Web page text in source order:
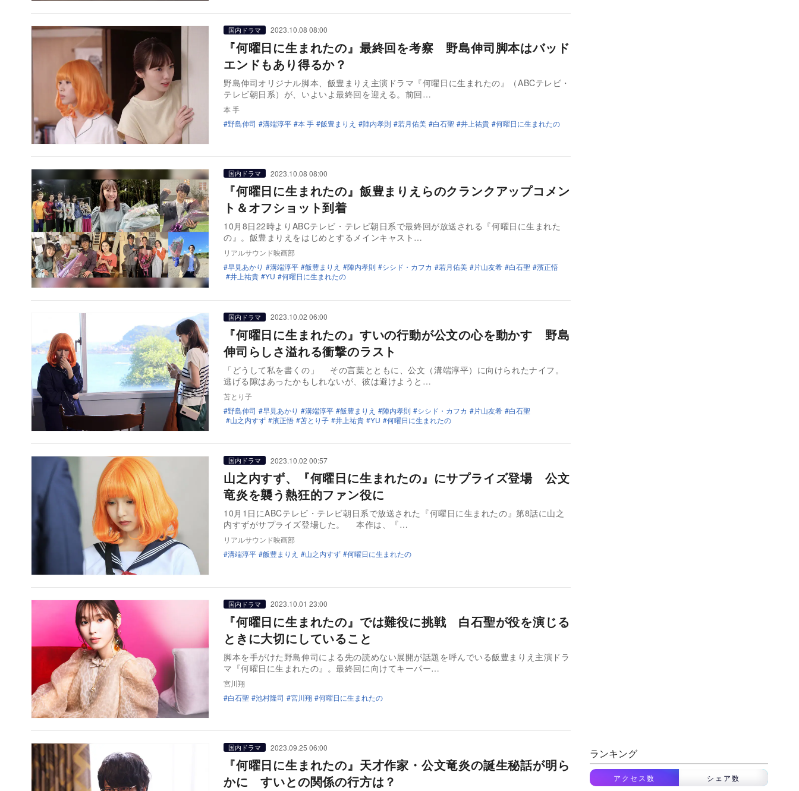
国内ドラマ 2023.10.08 08:00
『何曜日に生まれたの』最終回を考察 野島伸司脚本はバッド
エンドもあり得るか？
野島伸司オリジナル脚本、飯豊まりえ主演ドラマ『何曜日に生まれたの』（ABCテレビ・
テレビ朝日系）が、いよいよ最終回を迎える。前回…
本 手
野島伸司
溝端淳平 本 手 飯豊まりえ 陣内孝則 若月佑美 白石聖 井上祐貴 何曜日に生まれたの
国内ドラマ 2023.10.08 08:00
『何曜日に生まれたの』飯豊まりえらのクランクアップコメン
ト＆オフショット到着
10月8日22時よりABCテレビ・テレビ朝日系で最終回が放送される『何曜日に生まれた
の』。飯豊まりえをはじめとするメインキャスト…
リアルサウンド映画部
早見あかり
溝端淳平 飯豊まりえ 陣内孝則 シシド・カフカ 若月佑美 片山友希 白石聖
濱正悟
井上祐貴
YU 何曜日に生まれたの
国内ドラマ 2023.10.02 06:00
『何曜日に生まれたの』すいの行動が公文の心を動かす 野島
伸司らしさ溢れる衝撃のラスト
「どうして私を書くの」 その言葉とともに、公文（溝端淳平）に向けられたナイフ。
逃げる隙はあったかもしれないが、彼は避けようと…
苫とり子
野島伸司
早見あかり 溝端淳平 飯豊まりえ 陣内孝則 シシド・カフカ 片山友希
白石聖
山之内すず
濱正悟 苫とり子 井上祐貴 YU 何曜日に生まれたの
国内ドラマ 2023.10.02 00:57
山之内すず、『何曜日に生まれたの』にサプライズ登場 公文
竜炎を襲う熱狂的ファン役に
10月1日にABCテレビ・テレビ朝日系で放送された『何曜日に生まれたの』第8話に山之
内すずがサプライズ登場した。 本作は、『…
リアルサウンド映画部
溝端淳平
飯豊まりえ 山之内すず 何曜日に生まれたの
国内ドラマ 2023.10.01 23:00
『何曜日に生まれたの』では難役に挑戦 白石聖が役を演じる
ときに大切にしていること
脚本を手がけた野島伸司による先の読めない展開が話題を呼んでいる飯豊まりえ主演ドラ
マ『何曜日に生まれたの』。最終回に向けてキーパー…
宮川翔
白石聖
池村隆司 宮川翔 何曜日に生まれたの
国内ドラマ 2023.09.25 06:00
『何曜日に生まれたの』天才作家・公文竜炎の誕生秘話が明ら
かに すいとの関係の行方は？
ランキング
アクセス数 シェア数